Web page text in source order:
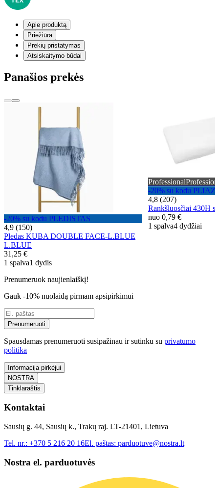
Apie produktą
Priežiūra
Prekių pristatymas
Atsiskaitymo būdai
Panašios prekės
-20% su kodu PLEDISTAS
4,9 (150)
Pledas KUBA DOUBLE FACE-L.BLUE
L.BLUE
31,25 €
1 spalva1 dydis
Professional
-20% su kodu
4,8 (207)
Rankšluosčiai 430H
nuo 0,79 €
1 spalva4 dydžiai
Prenumeruok naujienlaiškį!
Gauk -10% nuolaidą pirmam apsipirkimui
Prenumeruoti
Spausdamas prenumeruoti susipažinau ir sutinku su privatumo
politika
Informacija pirkėjui
NOSTRA
Tinklaraštis
Kontaktai
Sausių g. 44, Sausių k., Trakų raj. LT-21401, Lietuva
Tel. nr.: +370 5 216 20 16El. paštas: parduotuve@nostra.lt
Nostra el. parduotuvės